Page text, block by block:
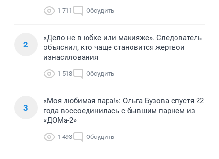
1 711 Обсудить
2
«Дело не в юбке или макияже». Следователь
объяснил, кто чаще становится жертвой
изнасилования
1 518 Обсудить
3
«Моя любимая пара!»: Ольга Бузова спустя 22
года воссоединилась с бывшим парнем из
«ДОМа-2»
1 493 Обсудить